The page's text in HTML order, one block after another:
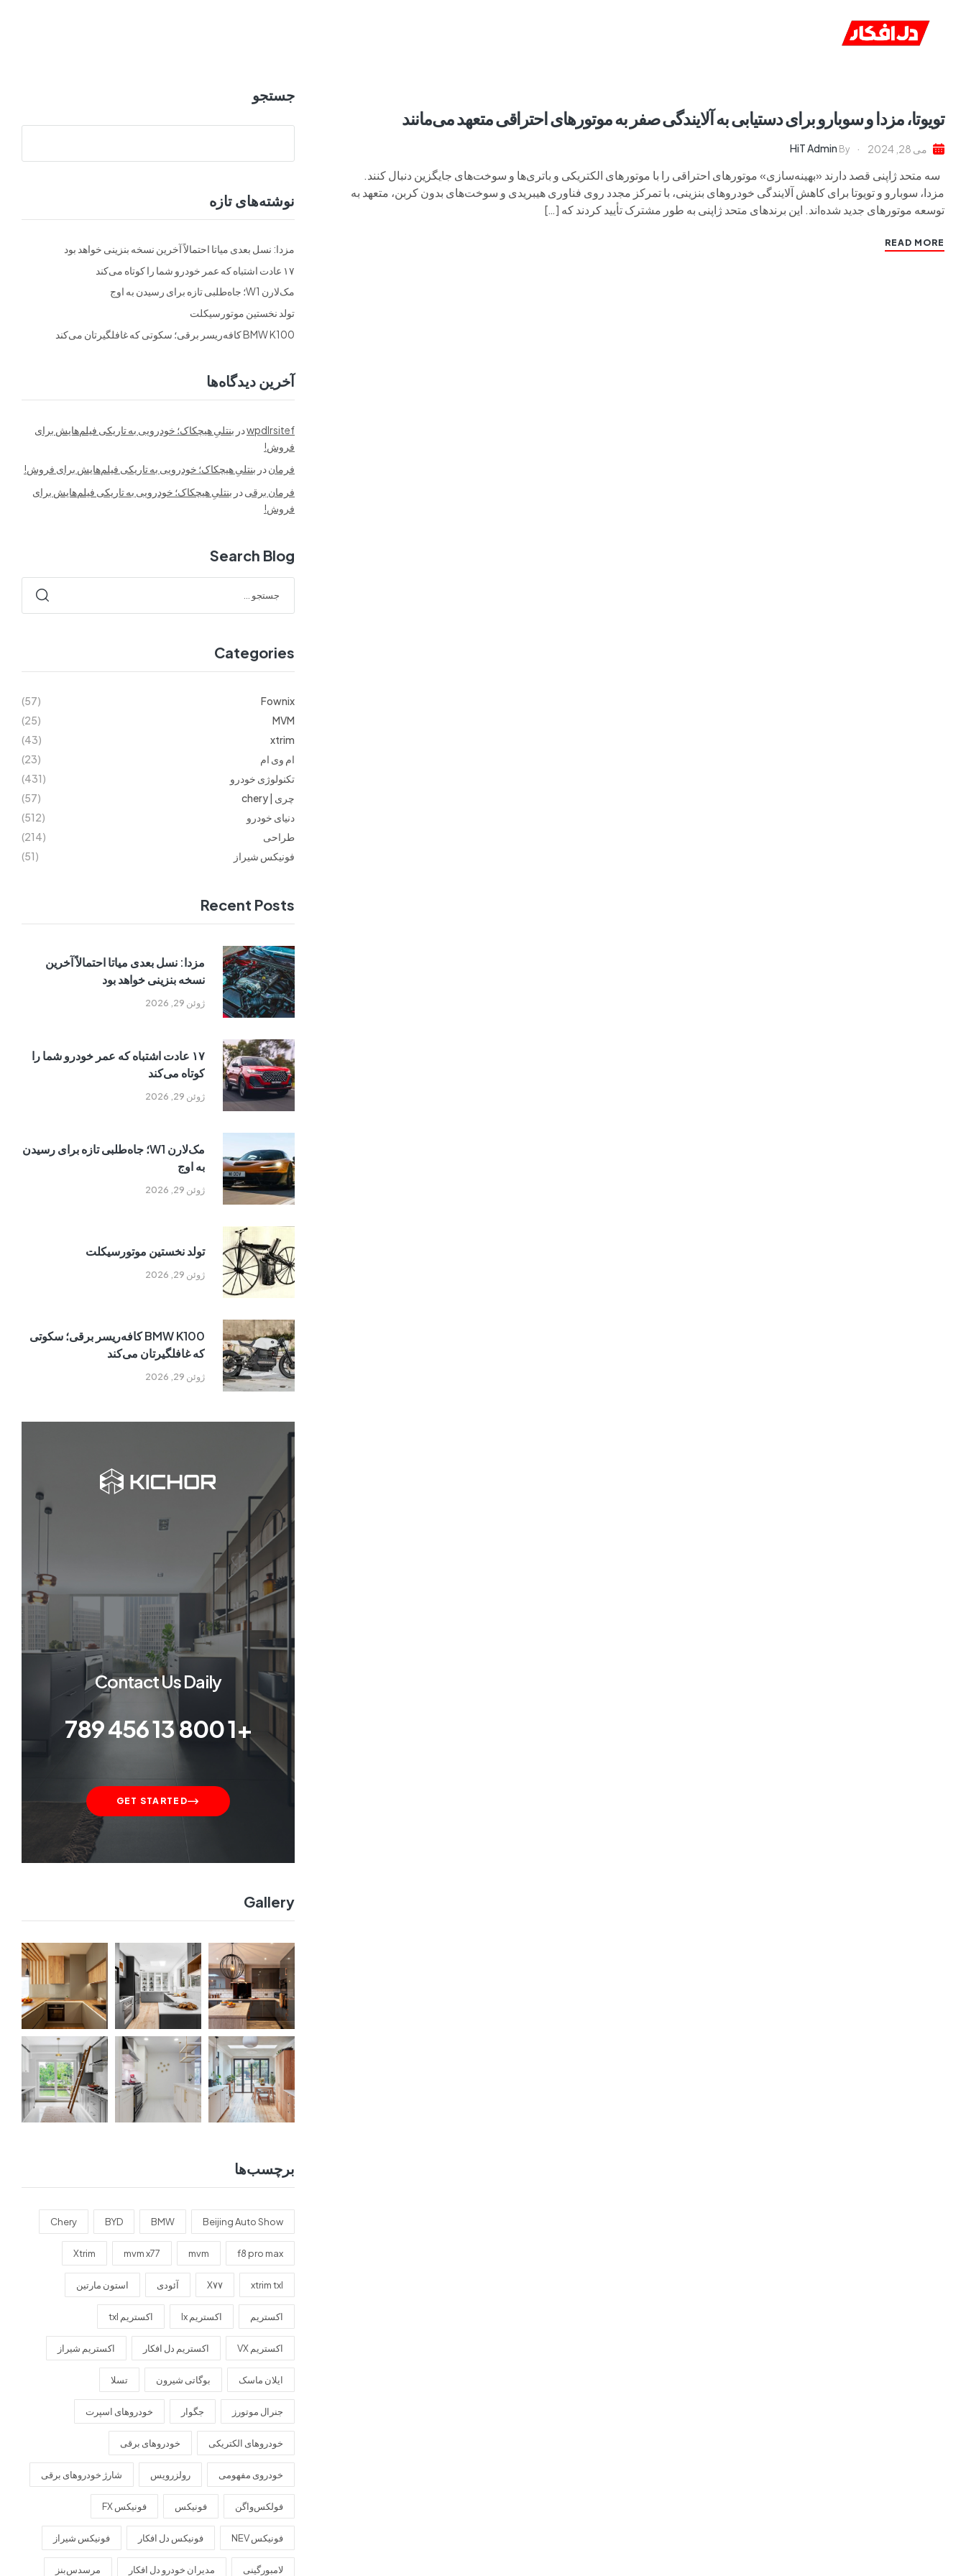
تویوتا، مزدا و سوبارو برای دستیابی به آلایندگی صفر به موتورهای احتراقی متعهد می‌مانند
می 28, 2024 By
HiT Admin
سه متحد ژاپنی قصد دارند «بهینه‌سازی» موتورهای احتراقی را با موتورهای الکتریکی و باتری‌ها و سوخت‌های جایگزین دنبال کنند.
مزدا، سوبارو و تویوتا برای کاهش آلایندگی خودروهای بنزینی، با تمرکز مجدد روی فناوری هیبریدی و سوخت‌های بدون کربن، متعهد به
توسعه موتورهای جدید شده‌اند. این برندهای متحد ژاپنی به طور مشترک تأیید کردند که […]
READ MORE
جستجو
نوشته‌های تازه
مزدا: نسل بعدی میاتا احتمالاً آخرین نسخه بنزینی خواهد بود
۱۷ عادت اشتباه که عمر خودرو شما را کوتاه می‌کند
مک‌لارن W1؛ جاه‌طلبی تازه برای رسیدن به اوج
تولد نخستین موتورسیکلت
BMW K100 کافه‌ریسر برقی؛ سکوتی که غافلگیرتان می‌کند
آخرین دیدگاه‌ها
wpdlrsitefدر بنتلیِ هیچکاک؛ خودرویی به تاریکی فیلم‌هایش برای
فروش!
فرماندر بنتلیِ هیچکاک؛ خودرویی به تاریکی فیلم‌هایش برای فروش!
فرمان برقیدر بنتلیِ هیچکاک؛ خودرویی به تاریکی فیلم‌هایش برای
فروش!
Search Blog
Categories
Fownix
(57)
MVM
(25)
xtrim
(43)
ام وی ام
(23)
تکنولوژی خودرو
(431)
چری | chery
(57)
دنیای خودرو
(512)
طراحی
(214)
فونیکس شیراز
(51)
Recent Posts
ژوئن 29, 2026
مزدا: نسل بعدی میاتا احتمالاً آخرین
نسخه بنزینی خواهد بود
ژوئن 29, 2026
۱۷ عادت اشتباه که عمر خودرو شما را
کوتاه می‌کند
ژوئن 29, 2026
مک‌لارن W1؛ جاه‌طلبی تازه برای رسیدن
به اوج
ژوئن 29, 2026
تولد نخستین موتورسیکلت
ژوئن 29, 2026
BMW K100 کافه‌ریسر برقی؛ سکوتی
که غافلگیرتان می‌کند
Contact Us Daily
+1 800 13 456 789
GET STARTED
Gallery
برچسب‌ها
Beijing Auto Show
BMW
BYD
Chery
f8 pro max
mvm
mvm x77
Xtrim
xtrim txl X۷۷ آئودی استون مارتین
اکستریم اکستریم lx اکستریم txl
اکستریم VX اکستریم دل افکار اکستریم شیراز
ایلان ماسک بوگاتی شیرون تسلا
جنرال موتورز جگوار خودروهای اسپرت
خودروهای الکتریکی خودروهای برقی
خودروی مفهومی رولزرویس شارژ خودروهای برقی
فولکس‌واگن فونیکس فونیکس FX
فونیکس NEV فونیکس دل افکار فونیکس شیراز
لامبورگینی مدیران خودرو دل افکار مرسدس‌بنز